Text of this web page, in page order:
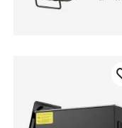
maquina para
maquina